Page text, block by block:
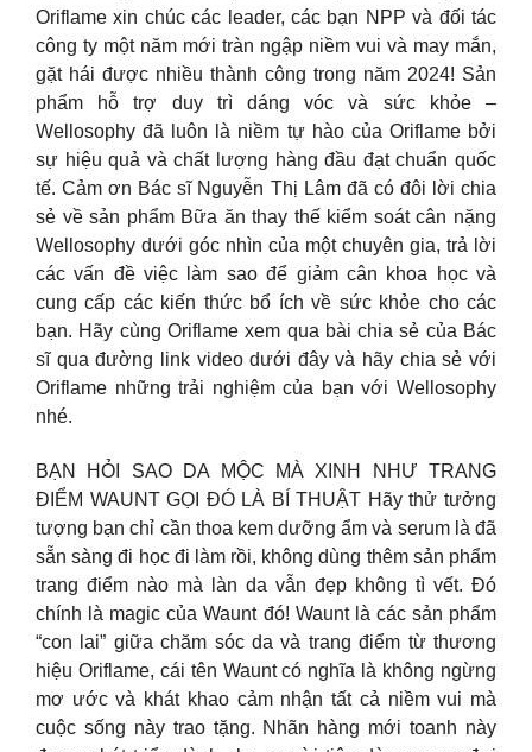
Oriflame xin chúc các leader, các bạn NPP và đối tác
công ty một năm mới tràn ngập niềm vui và may mắn,
gặt hái được nhiều thành công trong năm 2024! Sản
phẩm hỗ trợ duy trì dáng vóc và sức khỏe –
Wellosophy đã luôn là niềm tự hào của Oriflame bởi
sự hiệu quả và chất lượng hàng đầu đạt chuẩn quốc
tế. Cảm ơn Bác sĩ Nguyễn Thị Lâm đã có đôi lời chia
sẻ về sản phẩm Bữa ăn thay thế kiểm soát cân nặng
Wellosophy dưới góc nhìn của một chuyên gia, trả lời
các vấn đề việc làm sao để giảm cân khoa học và
cung cấp các kiến thức bổ ích về sức khỏe cho các
bạn. Hãy cùng Oriflame xem qua bài chia sẻ của Bác
sĩ qua đường link video dưới đây và hãy chia sẻ với
Oriflame những trải nghiệm của bạn với Wellosophy
nhé.
BẠN HỎI SAO DA MỘC MÀ XINH NHƯ TRANG
ĐIỂM WAUNT GỌI ĐÓ LÀ BÍ THUẬT Hãy thử tưởng
tượng bạn chỉ cần thoa kem dưỡng ẩm và serum là đã
sẵn sàng đi học đi làm rồi, không dùng thêm sản phẩm
trang điểm nào mà làn da vẫn đẹp không tì vết. Đó
chính là magic của Waunt đó! Waunt là các sản phẩm
“con lai” giữa chăm sóc da và trang điểm từ thương
hiệu Oriflame, cái tên Waunt có nghĩa là không ngừng
mơ ước và khát khao cảm nhận tất cả niềm vui mà
cuộc sống này trao tặng. Nhãn hàng mới toanh này